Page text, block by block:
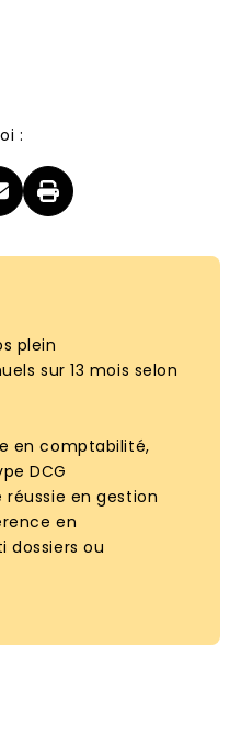
:
plein
sur 13 mois selon
en comptabilité,
DCG
réussie en gestion
en
dossiers ou